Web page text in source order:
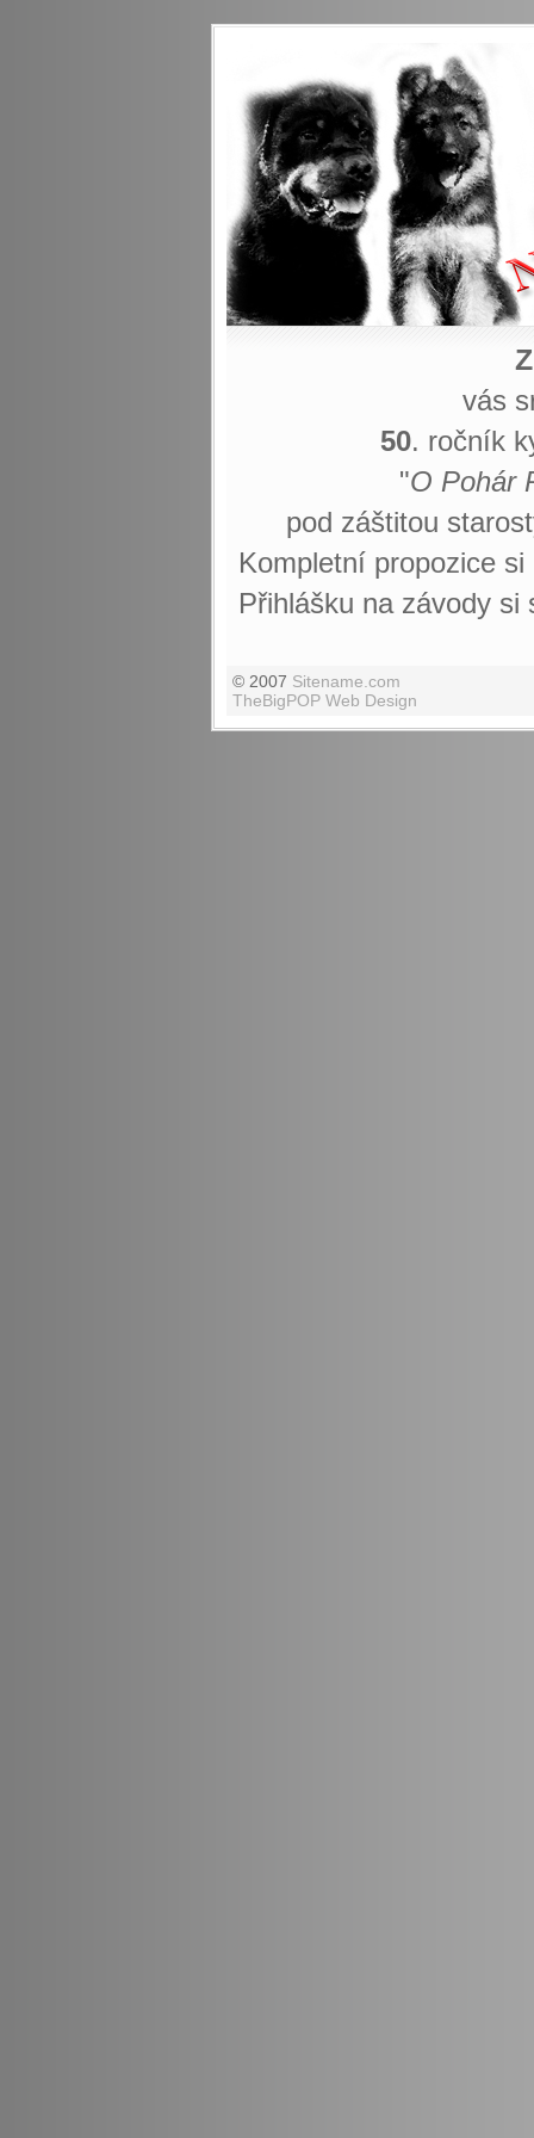
vás
50. ročník
"O Pohár
pod záštitou
Kompletní propozice
Přihlášku na závody
© 2007 Sitename.com
TheBigPOP Web Design